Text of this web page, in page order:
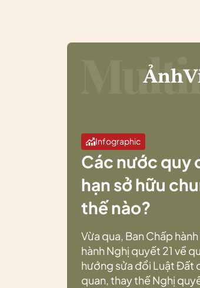
Ảnh
Infographic
Các nước quy
hạn sở hữu
thế nào?
Vừa qua, Ban Chấp
hành Nghị quyết 21 về
hướng sửa đổi Luật Đất
quan, thay thế Nghị